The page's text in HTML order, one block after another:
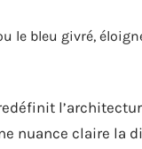
le bleu givré,
nuance claire la